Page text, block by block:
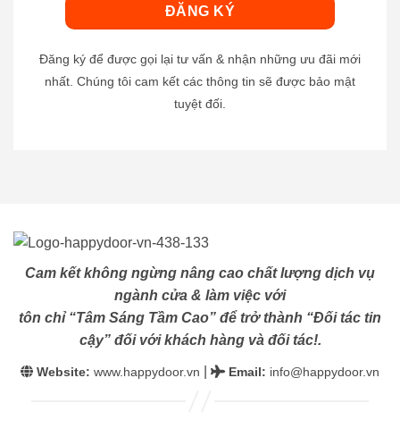
Đăng ký để được gọi lại tư vấn & nhận những ưu đãi mới
nhất. Chúng tôi cam kết các thông tin sẽ được bảo mật
tuyệt đối.
Cam kết không ngừng nâng cao chất lượng dịch vụ
ngành cửa & làm việc với
tôn chỉ “Tâm Sáng Tầm Cao” để trở thành “Đối tác tin
cậy” đối với khách hàng và đối tác!.
Website: www.happydoor.vn Email: info@happydoor.vn